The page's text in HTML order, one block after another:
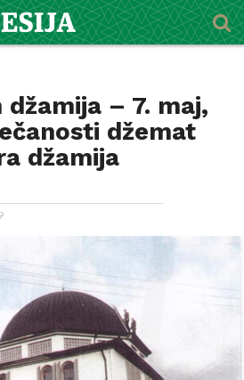
džamija – 7. maj,
džemat
džamija